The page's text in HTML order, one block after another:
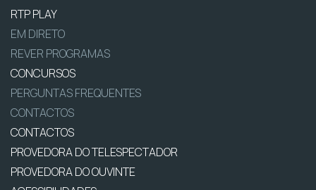
RTP PLAY
EM DIRETO
REVER PROGRAMAS
CONCURSOS
PERGUNTAS FREQUENTES
CONTACTOS
CONTACTOS
PROVEDORA DO TELESPECTADOR
PROVEDORA DO OUVINTE